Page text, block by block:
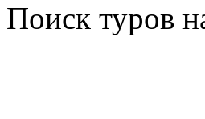
Поиск туров